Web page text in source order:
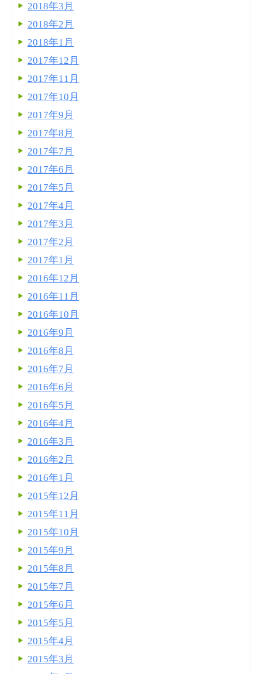
2018年3月
2018年2月
2018年1月
2017年12月
2017年11月
2017年10月
2017年9月
2017年8月
2017年7月
2017年6月
2017年5月
2017年4月
2017年3月
2017年2月
2017年1月
2016年12月
2016年11月
2016年10月
2016年9月
2016年8月
2016年7月
2016年6月
2016年5月
2016年4月
2016年3月
2016年2月
2016年1月
2015年12月
2015年11月
2015年10月
2015年9月
2015年8月
2015年7月
2015年6月
2015年5月
2015年4月
2015年3月